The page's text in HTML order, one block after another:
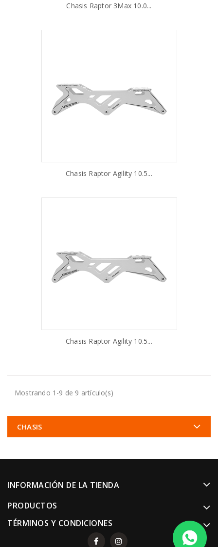
AÑADIR AL CARRITO
Chasis Raptor 3Max 10.0...
AÑADIR AL CARRITO
Chasis Raptor Agility 10.5...
AÑADIR AL CARRITO
Chasis Raptor Agility 10.5...
Mostrando 1-9 de 9 artículo(s)
CHASIS
INFORMACIÓN DE LA TIENDA
PRODUCTOS
TÉRMINOS Y CONDICIONES